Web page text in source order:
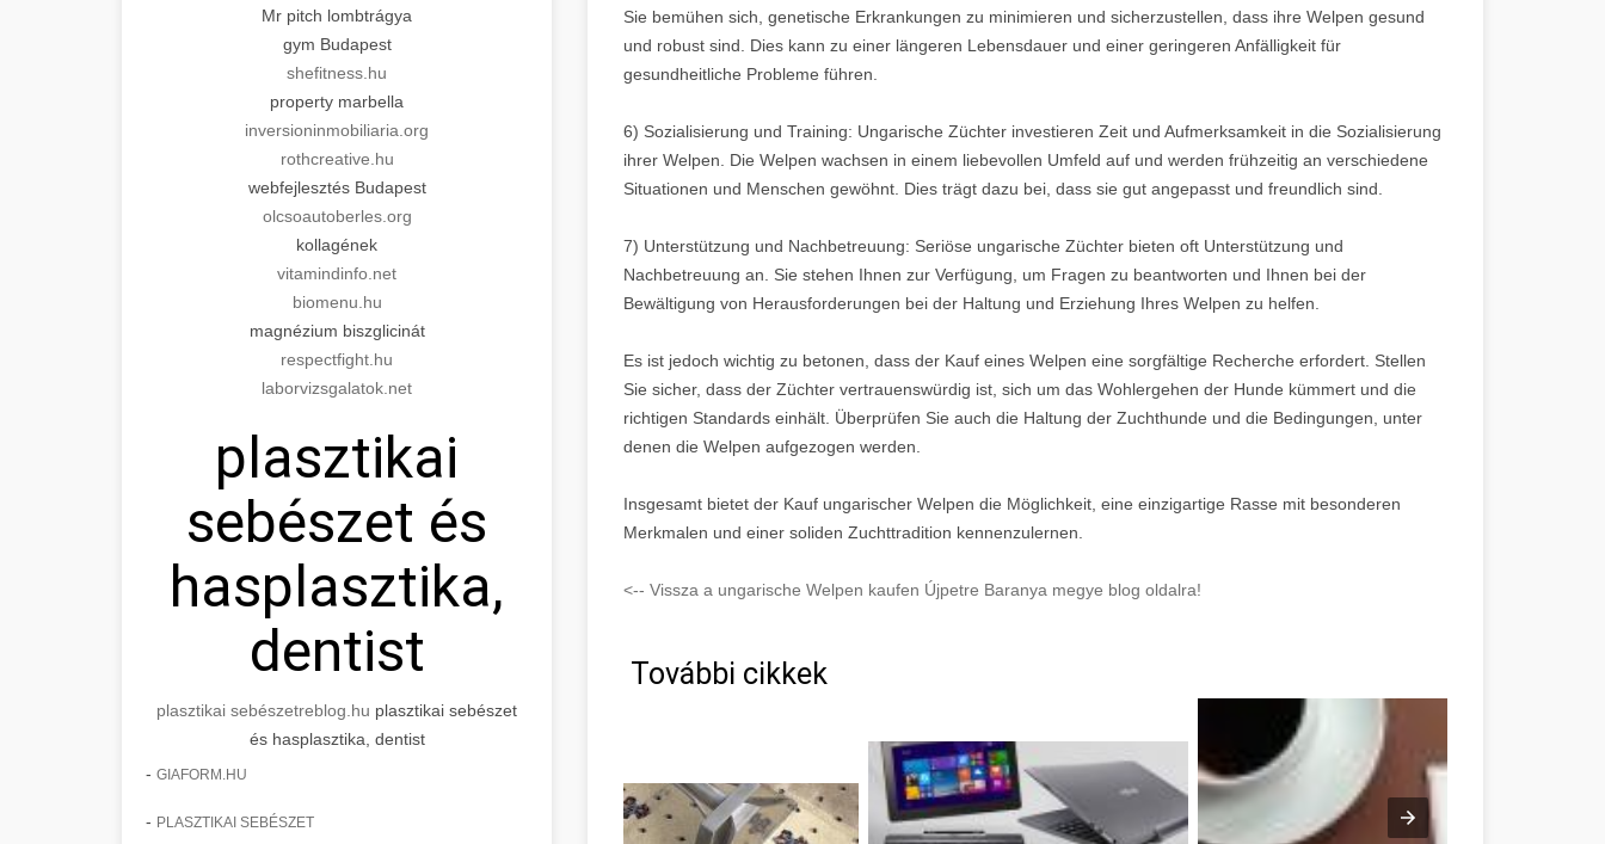
Mr pitch lombtrágya
gym Budapest
shefitness.hu
property marbella
inversioninmobiliaria.org
rothcreative.hu
webfejlesztés Budapest
olcsoautoberles.org
kollagének
vitamindinfo.net
biomenu.hu
magnézium biszglicinát
respectfight.hu
laborvizsgalatok.net
plasztikai
sebészet és
hasplasztika,
dentist
plasztikai sebészetreblog.hu plasztikai sebészet
és hasplasztika, dentist
- GIAFORM.HU
- PLASZTIKAI SEBÉSZET
Sie bemühen sich, genetische Erkrankungen zu minimieren und sicherzustellen, dass ihre Welpen gesund
und robust sind. Dies kann zu einer längeren Lebensdauer und einer geringeren Anfälligkeit für
gesundheitliche Probleme führen.
6) Sozialisierung und Training: Ungarische Züchter investieren Zeit und Aufmerksamkeit in die Sozialisierung
ihrer Welpen. Die Welpen wachsen in einem liebevollen Umfeld auf und werden frühzeitig an verschiedene
Situationen und Menschen gewöhnt. Dies trägt dazu bei, dass sie gut angepasst und freundlich sind.
7) Unterstützung und Nachbetreuung: Seriöse ungarische Züchter bieten oft Unterstützung und
Nachbetreuung an. Sie stehen Ihnen zur Verfügung, um Fragen zu beantworten und Ihnen bei der
Bewältigung von Herausforderungen bei der Haltung und Erziehung Ihres Welpen zu helfen.
Es ist jedoch wichtig zu betonen, dass der Kauf eines Welpen eine sorgfältige Recherche erfordert. Stellen
Sie sicher, dass der Züchter vertrauenswürdig ist, sich um das Wohlergehen der Hunde kümmert und die
richtigen Standards einhält. Überprüfen Sie auch die Haltung der Zuchthunde und die Bedingungen, unter
denen die Welpen aufgezogen werden.
Insgesamt bietet der Kauf ungarischer Welpen die Möglichkeit, eine einzigartige Rasse mit besonderen
Merkmalen und einer soliden Zuchttradition kennenzulernen.
<-- Vissza a ungarische Welpen kaufen Újpetre Baranya megye blog oldalra!
További cikkek